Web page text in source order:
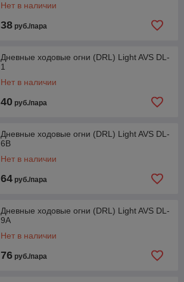
Нет в наличии
38 руб./пара
Дневные ходовые огни (DRL) Light AVS DL-
1
Нет в наличии
40 руб./пара
Дневные ходовые огни (DRL) Light AVS DL-
6B
Нет в наличии
64 руб./пара
Дневные ходовые огни (DRL) Light AVS DL-
9A
Нет в наличии
76 руб./пара